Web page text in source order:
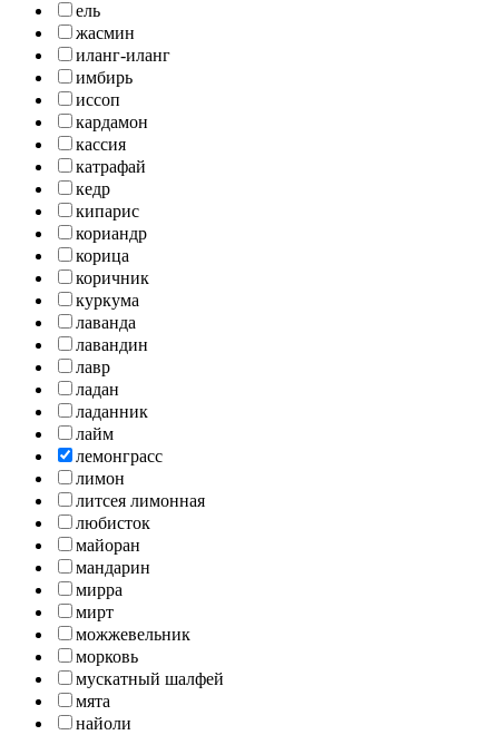
ель
жасмин
иланг-иланг
имбирь
иссоп
кардамон
кассия
катрафай
кедр
кипарис
кориандр
корица
коричник
куркума
лаванда
лавандин
лавр
ладан
ладанник
лайм
лемонграсс
лимон
литсея лимонная
любисток
майоран
мандарин
мирра
мирт
можжевельник
морковь
мускатный шалфей
мята
найоли